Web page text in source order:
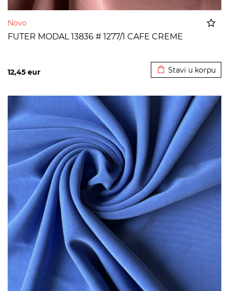
Novo
FUTER MODAL 13836 # 1277/1 CAFE CREME
12,45 eur Stavi u korpu